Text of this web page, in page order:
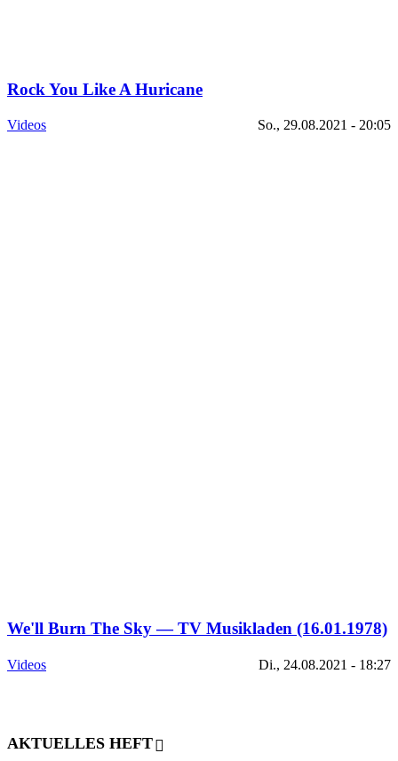
Rock You Like A Huricane
Videos So., 29.08.2021 - 20:05
We'll Burn The Sky — TV Musikladen (16.01.1978)
Videos Di., 24.08.2021 - 18:27
AKTUELLES HEFT